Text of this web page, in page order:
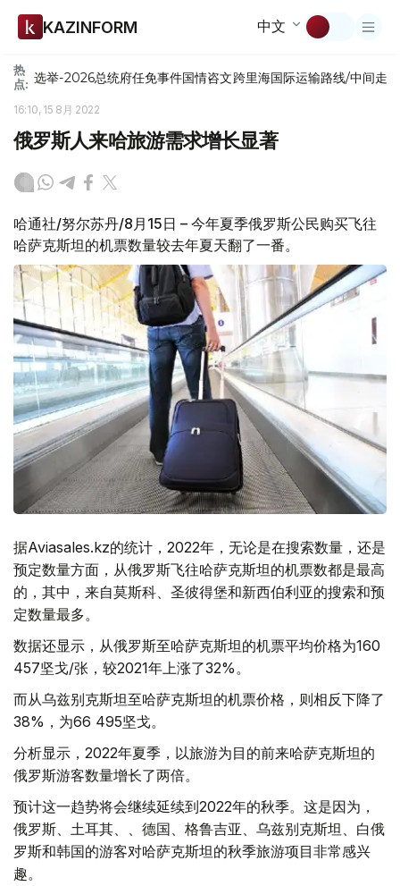
KAZINFORM 中文
热
点: 选举-2026总统府任免事件国情咨文跨里海国际运输路线/中间走廊
16:10, 15 8月 2022
俄罗斯人来哈旅游需求增长显著
哈通社/努尔苏丹/8月15日 – 今年夏季俄罗斯公民购买飞往
哈萨克斯坦的机票数量较去年夏天翻了一番。
据Aviasales.kz的统计，2022年，无论是在搜索数量，还是
预定数量方面，从俄罗斯飞往哈萨克斯坦的机票数都是最高
的，其中，来自莫斯科、圣彼得堡和新西伯利亚的搜索和预
定数量最多。
数据还显示，从俄罗斯至哈萨克斯坦的机票平均价格为160
457坚戈/张，较2021年上涨了32%。
而从乌兹别克斯坦至哈萨克斯坦的机票价格，则相反下降了
38%，为66 495坚戈。
分析显示，2022年夏季，以旅游为目的前来哈萨克斯坦的
俄罗斯游客数量增长了两倍。
预计这一趋势将会继续延续到2022年的秋季。这是因为，
俄罗斯、土耳其、、德国、格鲁吉亚、乌兹别克斯坦、白俄
罗斯和韩国的游客对哈萨克斯坦的秋季旅游项目非常感兴
趣。